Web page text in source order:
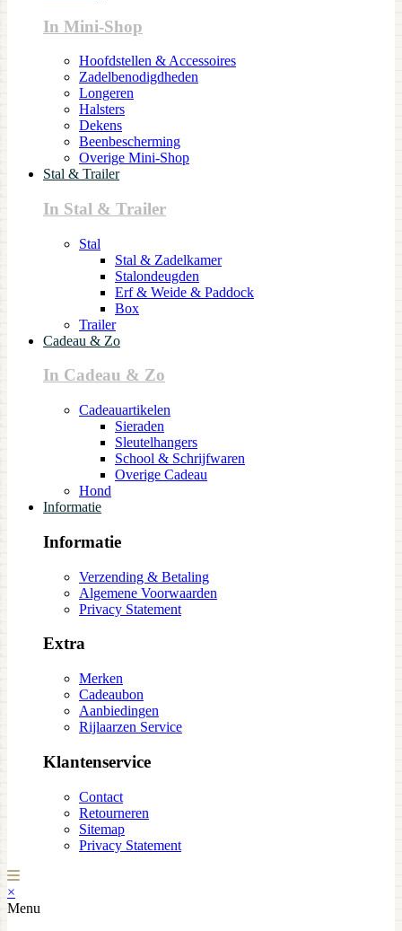
In Mini-Shop
Hoofdstellen & Accessoires
Zadelbenodigdheden
Longeren
Halsters
Dekens
Beenbescherming
Overige Mini-Shop
Stal & Trailer
In Stal & Trailer
Stal
Stal & Zadelkamer
Stalondeugden
Erf & Weide & Paddock
Box
Trailer
Cadeau & Zo
In Cadeau & Zo
Cadeauartikelen
Sieraden
Sleutelhangers
School & Schrijfwaren
Overige Cadeau
Hond
Informatie
Informatie
Verzending & Betaling
Algemene Voorwaarden
Privacy Statement
Extra
Merken
Cadeaubon
Aanbiedingen
Rijlaarzen Service
Klantenservice
Contact
Retourneren
Sitemap
Privacy Statement
×
Menu